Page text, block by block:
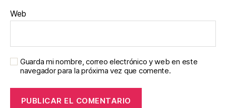
Web
Guarda mi nombre, correo electrónico y web en este
navegador para la próxima vez que comente.